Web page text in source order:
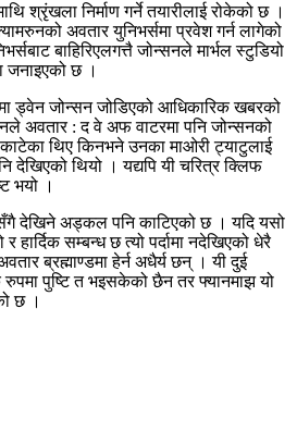
श्रृंखला निर्माण गर्ने तयारीलाई रोकेको छ ।
अवतार युनिभर्समा प्रवेश गर्न लागेको
बाहिरिएलगत्तै जोन्सनले मार्भल स्टुडियो
जनाइएको छ ।
ड्वेन जोन्सन जोडिएको आधिकारिक खबरको
अवतार : द वे अफ वाटरमा पनि जोन्सनको
थिए किनभने उनका माओरी ट्याटुलाई
देखिएको थियो । यद्यपि यी चरित्र क्लिफ
भयो ।
देखिने अड्कल पनि काटिएको छ । यदि यसो
हार्दिक सम्बन्ध छ त्यो पर्दामा नदेखिएको धेरै
ब्रह्माण्डमा हेर्न अधैर्य छन् । यी दुई
पुष्टि त भइसकेको छैन तर फ्यानमाझ यो
छ ।